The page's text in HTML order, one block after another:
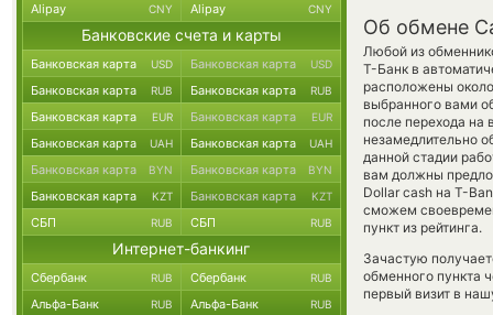
Об обмене
Любой из
Т-Банк в
расположены
выбранного вами
после перехода
незамедлительно
данной стадии
вам должны
Dollar cash на T-
сможем
пункт из рейтинга.
Зачастую
обменного пункта
первый визит в
Alipay CNY Alipay CNY
Банковские счета и карты
Банковская карта USD Банковская карта USD
Банковская карта RUB Банковская карта RUB
Банковская карта EUR Банковская карта EUR
Банковская карта UAH Банковская карта UAH
Банковская карта BYN Банковская карта BYN
Банковская карта KZT Банковская карта KZT
СБП RUB СБП RUB
Интернет-банкинг
Сбербанк RUB Сбербанк RUB
Альфа-Банк RUB Альфа-Банк RUB